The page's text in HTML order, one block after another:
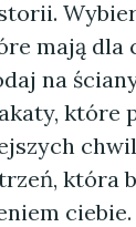
mają dla
na
które
która
ciebie.